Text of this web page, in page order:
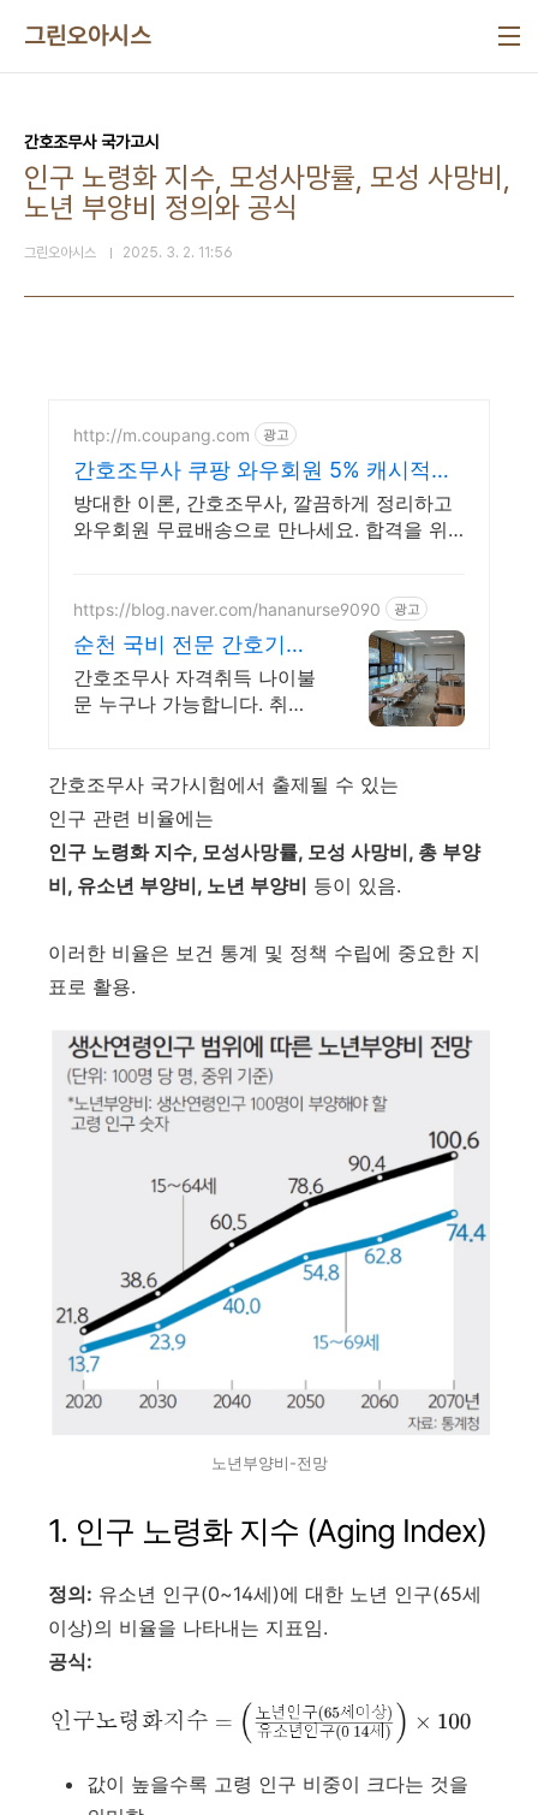
그린오아시스
간호조무사 국가고시
인구 노령화 지수, 모성사망률, 모성 사망비,
노년 부양비 정의와 공식
그린오아시스 2025. 3. 2. 11:56
http://m.coupang.com 광고
간호조무사 쿠팡 와우회원 5% 캐시적립
혜택
방대한 이론, 간호조무사, 깔끔하게 정리하고
와우회원 무료배송으로 만나세요. 합격을 위
https://blog.naver.com/hananurse9090 광고
순천 국비 전문 간호기관
취업까지 100% 완벽지원
간호조무사 자격취득 나이불
문 누구나 가능합니다. 취업
취득하세요
간호조무사 국가시험에서 출제될 수 있는
인구 관련 비율에는
인구 노령화 지수, 모성사망률, 모성 사망비, 총 부양
비, 유소년 부양비, 노년 부양비 등이 있음.
이러한 비율은 보건 통계 및 정책 수립에 중요한 지
표로 활용.
노년부양비-전망
1. 인구 노령화 지수 (Aging Index)
정의: 유소년 인구(0~14세)에 대한 노년 인구(65세
이상)의 비율을 나타내는 지표임.
공식:
값이 높을수록 고령 인구 비중이 크다는 것을